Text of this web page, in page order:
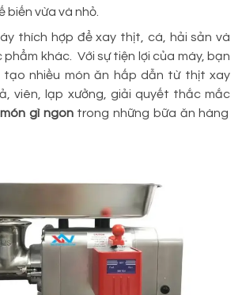
biến vừa và nhỏ.
thích hợp để xay thịt, cá, hải sản và
khác. Với sự tiện lợi của máy, bạn
nhiều món ăn hấp dẫn từ thịt xay
viên, lạp xưởng, giải quyết thắc mắc
gì ngontrong những bữa ăn hàng